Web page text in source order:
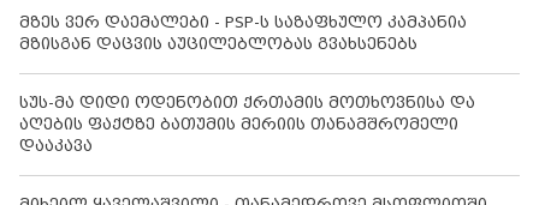
მზეს ვერ დაემალები - PSP-ს საზაფხულო კამპანია
მზისგან დაცვის აუცილებლობას გვახსენებს
სუს-მა დიდი ოდენობით ქრთამის მოთხოვნისა და
აღების ფაქტზე ბათუმის მერიის თანამშრომელი
დააკავა